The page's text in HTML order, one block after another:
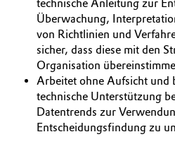
technische Anleitung zur
Überwachung,
von Richtlinien und
sicher, dass diese mit den
Organisation
Arbeitet ohne Aufsicht und
technische Unterstützung
Datentrends zur
Entscheidungsfindung zu